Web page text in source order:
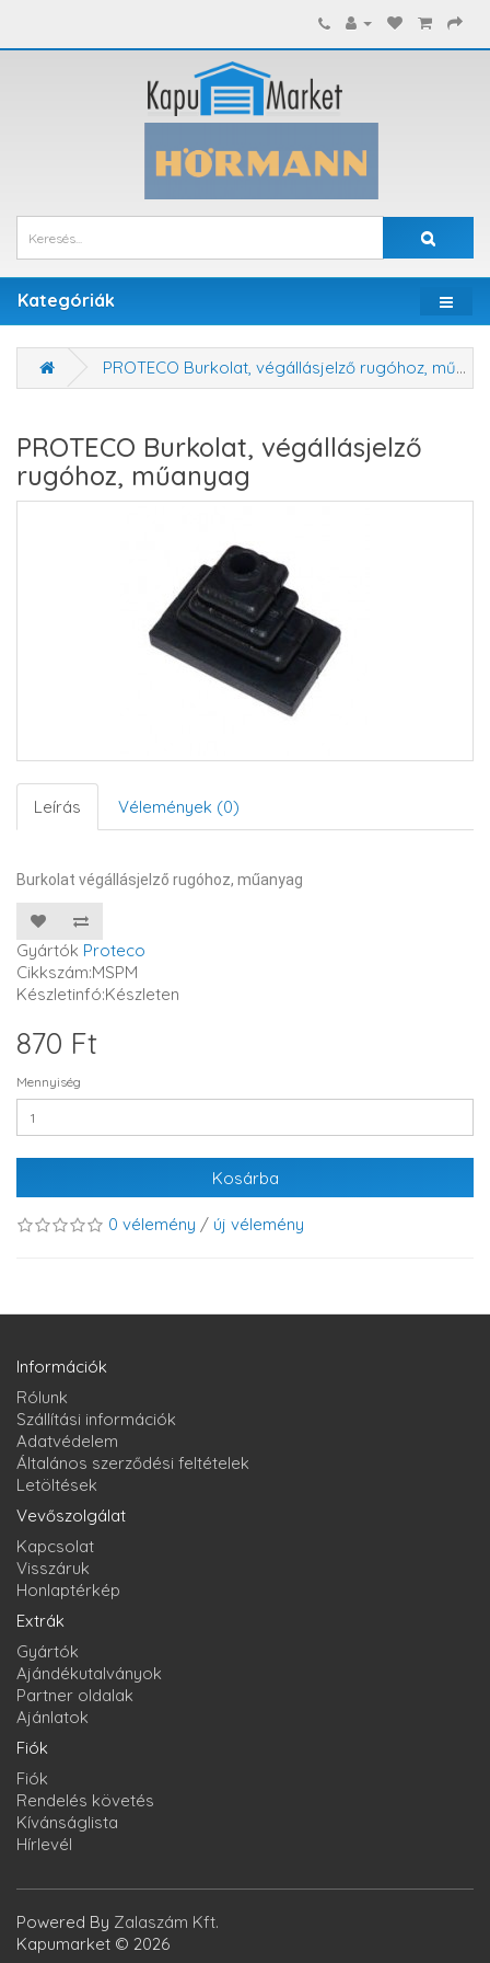
Kategóriák
PROTECO Burkolat, végállásjelző rugóhoz, műanyag
PROTECO Burkolat, végállásjelző
rugóhoz, műanyag
Leírás Vélemények (0)
Burkolat végállásjelző rugóhoz, műanyag
Gyártók Proteco
Cikkszám:MSPM
Készletinfó:Készleten
870 Ft
Mennyiség
Kosárba
0 vélemény / új vélemény
Információk
Rólunk
Szállítási információk
Adatvédelem
Általános szerződési feltételek
Letöltések
Vevőszolgálat
Kapcsolat
Visszáruk
Honlaptérkép
Extrák
Gyártók
Ajándékutalványok
Partner oldalak
Ajánlatok
Fiók
Fiók
Rendelés követés
Kívánságlista
Hírlevél
Powered By Zalaszám Kft.
Kapumarket © 2026